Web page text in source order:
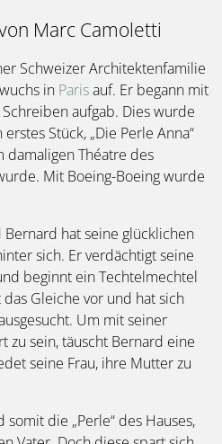
Marc Camoletti
Schweizer Architektenfamilie
in Parisauf. Er begann mit
aufgab. Dies wurde
Stück, „Die Perle Anna“
damaligen Théatre des
Mit Boeing-Boeing wurde
Bernard hat seine glücklichen
sich. Er verdächtigt seine
beginnt ein Techtelmechtel
Gleiche vor und hat sich
Um mit seiner
zu sein, täuscht Bernard eine
seine Frau, ihre Mutter zu
die „Perle“ des Hauses,